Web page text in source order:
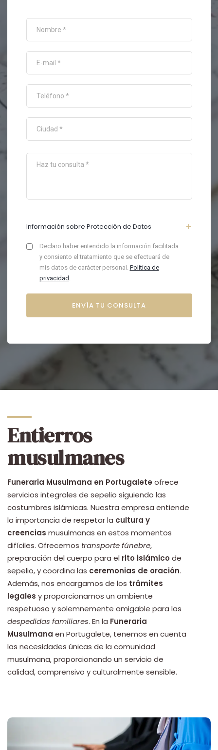
Información sobre Protección de Datos
Declaro haber entendido la información facilitada
y consiento el tratamiento que se efectuará de
mis datos de carácter personal. Política de
privacidad .
Entierros
musulmanes
Funeraria Musulmana en Portugalete ofrece
servicios integrales de sepelio siguiendo las
costumbres islámicas. Nuestra empresa entiende
la importancia de respetar la cultura y
creencias musulmanas en estos momentos
difíciles. Ofrecemos transporte fúnebre,
preparación del cuerpo para el rito islámicode
sepelio, y coordina las ceremonias de oración.
Además, nos encargamos de los trámites
legales y proporcionamos un ambiente
respetuoso y solemnemente amigable para las
despedidas familiares. En la Funeraria
Musulmana en Portugalete, tenemos en cuenta
las necesidades únicas de la comunidad
musulmana, proporcionando un servicio de
calidad, comprensivo y culturalmente sensible.